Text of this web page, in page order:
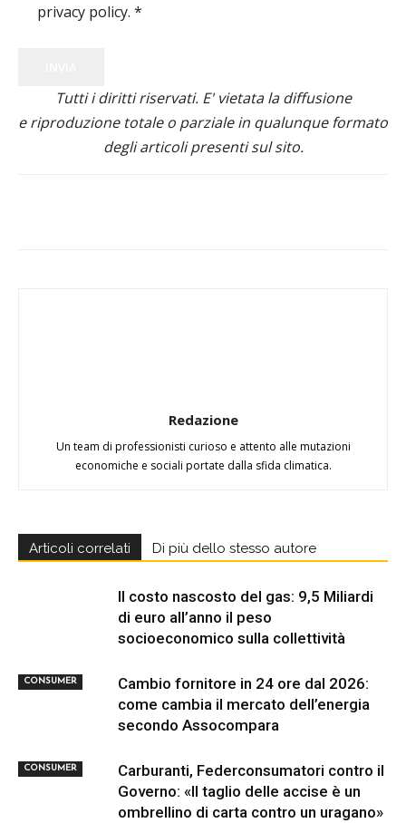
privacy policy. *
Tutti i diritti riservati. E' vietata la diffusione
e riproduzione totale o parziale in qualunque formato
degli articoli presenti sul sito.
Redazione
Un team di professionisti curioso e attento alle mutazioni
economiche e sociali portate dalla sfida climatica.
Articoli correlati Di più dello stesso autore
CONSUMER
Il costo nascosto del gas: 9,5 Miliardi
di euro all’anno il peso
socioeconomico sulla collettività
CONSUMER
Cambio fornitore in 24 ore dal 2026:
come cambia il mercato dell’energia
secondo Assocompara
Carburanti, Federconsumatori contro il
Governo: «Il taglio delle accise è un
ombrellino di carta contro un uragano»